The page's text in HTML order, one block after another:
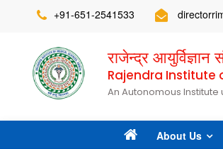
+91-651-2541533
राजेन्द्र आयुर्विज्ञान
Rajendra Institute
An Autonomous
About Us